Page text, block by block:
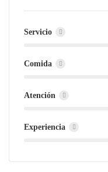
Servicio
Comida
Atención
Experiencia